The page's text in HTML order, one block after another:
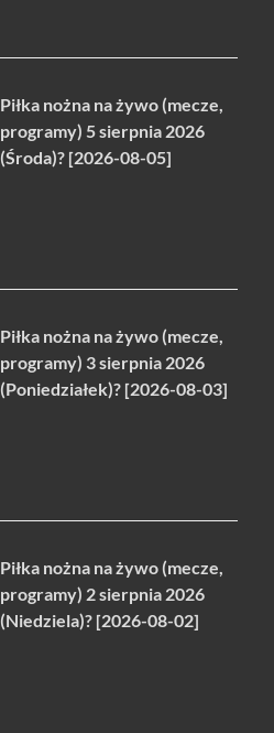
Piłka nożna na żywo (mecze,
programy) 5 sierpnia 2026
(Środa)? [2026-08-05]
Piłka nożna na żywo (mecze,
programy) 3 sierpnia 2026
(Poniedziałek)? [2026-08-03]
Piłka nożna na żywo (mecze,
programy) 2 sierpnia 2026
(Niedziela)? [2026-08-02]